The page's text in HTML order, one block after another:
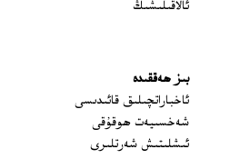
ئالاقىلىشىڭ
Opens in new
Opens in new
Opens in new
بىز ھەققىدە
ئاخباراتچىلىق قائىدىسى
شەخسىيەت ھوقۇقى
ئىشلىتىش شەرتلىرى